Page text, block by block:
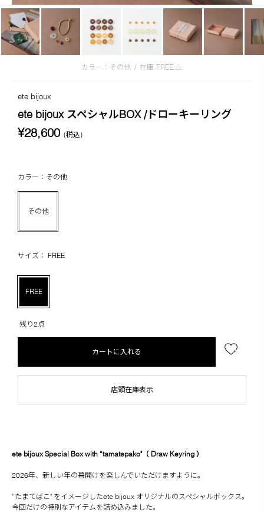
カラー：その他 / 在庫 FREE:△
ete bijoux
ete bijoux スペシャルBOX /ドローキーリング
¥28,600 (税込)
カラー：その他
その他
サイズ： FREE
FREE
残り2点
カートに入れる
店頭在庫表示
ete bijoux Special Box with “tamatepako"（ Draw Keyring ）
2026年、新しい年の幕開けを楽しんでいただけますように。
“たまてばこ" をイメージしたete bijoux オリジナルのスペシャルボックス。
今回だけの特別なアイテムを詰め込みました。